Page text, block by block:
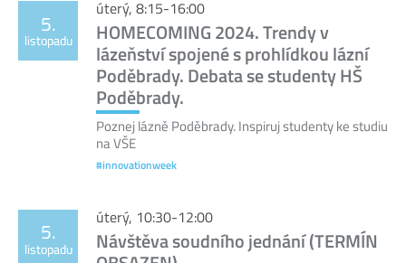
5.
listopadu
úterý, 8:15-16:00
HOMECOMING 2024. Trendy v
lázeňství spojené s prohlídkou lázní
Poděbrady. Debata se studenty HŠ
Poděbrady.
Poznej lázně Poděbrady. Inspiruj studenty ke studiu
na VŠE
#innovationweek
5.
listopadu
úterý, 10:30-12:00
Návštěva soudního jednání (TERMÍN